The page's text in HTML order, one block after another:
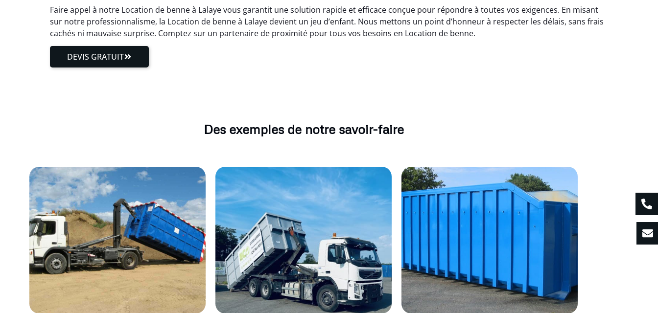
Faire appel à notre Location de benne à Lalaye vous garantit une solution rapide et efficace conçue pour répondre à toutes vos exigences. En misant
sur notre professionnalisme, la Location de benne à Lalaye devient un jeu d’enfant. Nous mettons un point d’honneur à respecter les délais, sans frais
cachés ni mauvaise surprise. Comptez sur un partenaire de proximité pour tous vos besoins en Location de benne.
DEVIS GRATUIT
Des exemples de notre savoir-faire